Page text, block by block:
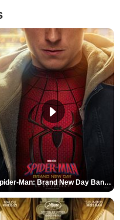
Spider-Man: Brand New Day Bande-annonce VO STFR